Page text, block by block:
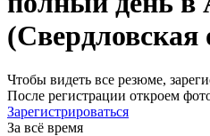
(Свердловская
Чтобы видеть все резюме,
После регистрации откроем
Зарегистрироваться
За всё время